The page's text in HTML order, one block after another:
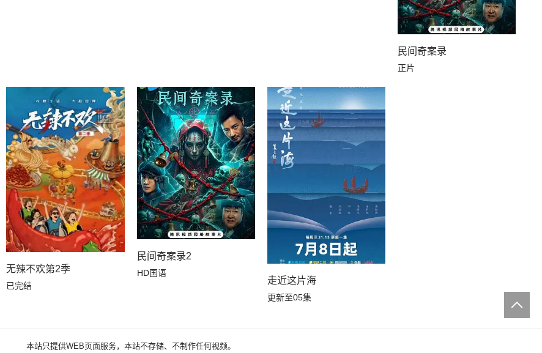
民间奇案录
正片
无辣不欢第2季
已完结
民间奇案录2
HD国语
走近这片海
更新至05集
本站只提供WEB页面服务，本站不存储、不制作任何视频。